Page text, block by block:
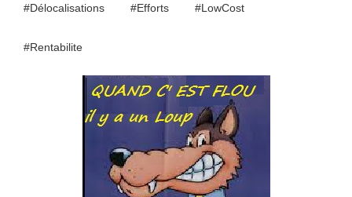
#délocalisations #efforts #LowCost
#rentabilite